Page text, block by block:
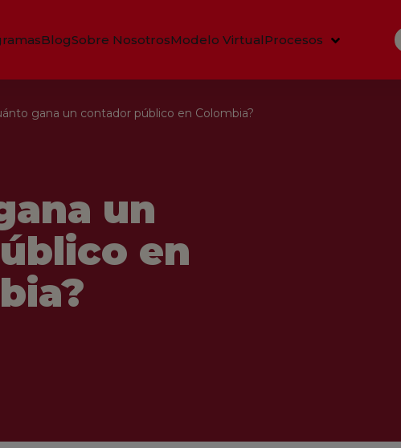
BlogSobre NosotrosModelo VirtualProcesos
un
en
gana un contador público en Colombia?